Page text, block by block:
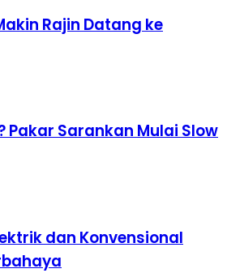
Rajin Datang ke
Pakar Sarankan Mulai Slow
dan Konvensional